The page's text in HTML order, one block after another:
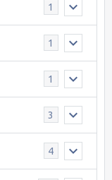
1
1
1
3
4